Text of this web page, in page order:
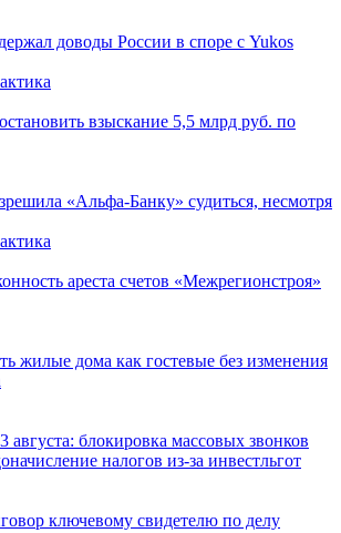
доводы России в споре с Yukos
взыскание 5,5 млрд руб. по
«Альфа-Банку» судиться, несмотря
ареста счетов «Межрегионстроя»
жилые дома как гостевые без изменения
августа: блокировка массовых звонков
налогов из-за инвестльгот
ключевому свидетелю по делу